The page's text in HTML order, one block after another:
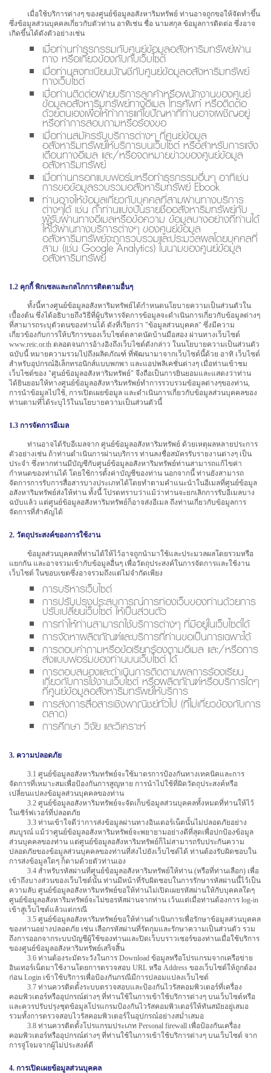
เมื่อใช้บริการต่างๆ ของศูนย์ข้อมูลอสังหาริมทรัพย์ ท่านอาจถูกขอให้จัดทำขึ้น
ซึ่งข้อมูลส่วนบุคคลเกี่ยวกับตัวท่าน อาทิเช่น ชื่อ นามสกุล ข้อมูลการติดต่อ ซึ่งอาจ
เกิดขึ้นได้ดังตัวอย่างเช่น
เมื่อท่านทำธุรกรรมกับศูนย์ข้อมูลอสังหาริมทรัพย์ผ่าน
ทาง หรือเกี่ยวข้องกับกับเว็บไซต์
เมื่อท่านลงทะเบียนบัญชีกับศูนย์ข้อมูลอสังหาริมทรัพย์
ทางเว็บไซต์
เมื่อท่านติดต่อฝ่ายบริการลูกค้าหรือพนักงานของศูนย์
ข้อมูลอสังหาริมทรัพย์ทางอีเมล โทรศัพท์ หรือติดต่อ
ด้วยตนเองเพื่อให้ทำการแก้ไขปัญหาที่ท่านอาจเผชิญอยู่
หรือทำการสอบถามหรือร้องขอ
เมื่อท่านสมัครรับบริการต่างๆ ที่ศูนย์ข้อมูล
อสังหาริมทรัพย์ให้บริการบนเว็บไซต์ หรือสำหรับการแจ้ง
เตือนทางอีเมล และ/หรือจดหมายข่าวของศูนย์ข้อมูล
อสังหาริมทรัพย์
เมื่อท่านกรอกแบบฟอร์มหรือทำธุรกรรมอื่นๆ อาทิเช่น
การขอข้อมูลรวบรวมอสังหาริมทรัพย์ Ebook
ท่านอาจให้ข้อมูลเกี่ยวกับบุคคลที่สามผ่านทางบริการ
ต่างๆได้ เช่น ถ้าท่านแบ่งปันรายชื่ออสังหาริมทรัพย์กับ
ผู้รับผ่านทางอีเมลหรือข้อความ ข้อมูลบางอย่างที่ท่านได้
ให้ไว้ผ่านทางบริการต่างๆ ของศูนย์ข้อมูล
อสังหาริมทรัพย์จะถูกรวบรวมและประมวลผลโดยบุคคลที่
สาม (เช่น Google Analytics) ในนามของศูนย์ข้อมูล
อสังหาริมทรัพย์
1.2 คุกกี้ พิกเซลและกลไกการติดตามอื่นๆ
ทั้งนี้ทางศูนย์ข้อมูลอสังหาริมทรัพย์ได้กำหนดนโยบายความเป็นส่วนตัวใน
เบื้องต้น ซึ่งได้อธิบายถึงวิธีที่ผู้บริหารจัดการข้อมูลจะดำเนินการเกี่ยวกับข้อมูลต่างๆ
ที่สามารถระบุตัวตนของท่านได้ ดังที่เรียกว่า "ข้อมูลส่วนบุคคล" ซึ่งมีความ
เกี่ยวข้องกับการให้บริการของเว็บไซต์ตลาดนัดบ้านมือสอง ผ่านทางเว็บไซต์
www.reic.or.th ตลอดจนการอ้างอิงถึงเว็บไซต์ดังกล่าว ในนโยบายความเป็นส่วนตัว
ฉบับนี้ หมายความรวมไปถึงผลิตภัณฑ์ ที่พัฒนามาจากเว็บไซต์นี้ด้วย อาทิ เว็บไซต์
สำหรับอุปกรณ์อิเล็กทรอนิกส์แบบพกพา และแอปพลิเคชั่นต่างๆ เมื่อท่านเข้าชม
เว็บไซต์ของ "ศูนย์ข้อมูลอสังหาริมทรัพย์" จึงถือเป็นการยินยอมและแสดงว่าท่าน
ได้ยินยอมให้ทางศูนย์ข้อมูลอสังหาริมทรัพย์ทำการรวบรวมข้อมูลต่างๆของท่าน,
การนำข้อมูลไปใช้, การเปิดเผยข้อมูล และดำเนินการเกี่ยวกับข้อมูลส่วนบุคคลของ
ท่านตามที่ได้ระบุไว้ในนโยบายความเป็นส่วนตัวนี้
1.3 การจัดการอีเมล
ท่านอาจได้รับอีเมลจาก ศูนย์ข้อมูลอสังหาริมทรัพย์ ด้วยเหตุผลหลายประการ
ตัวอย่างเช่น ถ้าท่านดำเนินการผ่านบริการ ท่านลงชื่อสมัครรับรายงานต่างๆ เป็น
ประจำ ซึ่งหากท่านมีบัญชีกับศูนย์ข้อมูลอสังหาริมทรัพย์ท่านสามารถแก้ไขค่า
กำหนดของท่านได้ โดยใช้การตั้งค่าบัญชีของท่าน นอกจากนี้ ท่านยังสามารถ
จัดการการรับการสื่อสารบางประเภทได้โดยทำตามคำแนะนำในอีเมลที่ศูนย์ข้อมูล
อสังหาริมทรัพย์ส่งให้ท่าน ทั้งนี้ โปรดทราบว่าแม้ว่าท่านจะยกเลิกการรับอีเมลบาง
ฉบับแล้ว แต่ศูนย์ข้อมูลอสังหาริมทรัพย์ก็อาจส่งอีเมล ถึงท่านเกี่ยวกับข้อมูลการ
จัดการที่สำคัญได้
2. วัตถุประสงค์ของการใช้งาน
ข้อมูลส่วนบุคคลที่ท่านได้ให้ไว้อาจถูกนำมาใช้และประมวลผลโดยรวมหรือ
แยกกัน และอาจรวมเข้ากับข้อมูลอื่นๆ เพื่อวัตถุประสงค์ในการจัดการและใช้งาน
เว็บไซต์ ในขอบเขตซึ่งอาจรวมถึงแต่ไม่จำกัดเพียง
การบริหารเว็บไซต์
การปรับปรุงประสบการณ์การท่องเว็บของท่านด้วยการ
ปรับเปลี่ยนเว็บไซต์ ให้เป็นส่วนตัว
การทำให้ท่านสามารถใช้บริการต่างๆ ที่มีอยู่ในเว็บไซต์ได้
การจัดหาผลิตภัณฑ์และบริการที่ท่านขอเป็นการเฉพาะได้
การตอบคำถามหรือข้อเรียกร้องตามอีเมล และ/หรือการ
ส่งแบบฟอร์มของท่านบนเว็บไซต์ ได้
การตอบสนองและดำเนินการติดตามผลการร้องเรียน
เกี่ยวกับการใช้งานเว็บไซต์ หรือผลิตภัณฑ์หรือบริการใดๆ
ที่ศูนย์ข้อมูลอสังหาริมทรัพย์ให้บริการ
การส่งการสื่อสารเชิงพาณิชย์ทั่วไป (ที่ไม่เกี่ยวข้องกับการ
ตลาด)
การศึกษา วิจัย และวิเคราะห์
3. ความปลอดภัย
3.1 ศูนย์ข้อมูลอสังหาริมทรัพย์จะใช้มาตรการป้องกันทางเทคนิคและการ
จัดการที่เหมาะสมเพื่อป้องกันการสูญหาย การนำไปใช้ที่ผิดวัตถุประสงค์หรือ
เปลี่ยนแปลงข้อมูลส่วนบุคคลของท่าน
3.2 ศูนย์ข้อมูลอสังหาริมทรัพย์จะจัดเก็บข้อมูลส่วนบุคคลทั้งหมดที่ท่านให้ไว้
ในเซิร์ฟเวอร์ที่ปลอดภัย
3.3 ท่านเข้าใจดีว่าการส่งข้อมูลผ่านทางอินเตอร์เน็ตนั้นไม่ปลอดภัยอย่าง
สมบูรณ์ แม้ว่าศูนย์ข้อมูลอสังหาริมทรัพย์จะพยายามอย่างดีที่สุดเพื่อปกป้องข้อมูล
ส่วนบุคคลของท่าน แต่ศูนย์ข้อมูลอสังหาริมทรัพย์ก็ไม่สามารถรับประกันความ
ปลอดภัยของข้อมูลส่วนบุคคลของท่านที่ส่งไปยังเว็บไซต์ได้ ท่านต้องรับผิดชอบใน
การส่งข้อมูลใดๆ ก็ตามด้วยตัวท่านเอง
3.4 สำหรับรหัสผ่านที่ศูนย์ข้อมูลอสังหาริมทรัพย์ให้ท่าน (หรือที่ท่านเลือก) เพื่อ
เข้าถึงบางส่วนของเว็บไซต์นั้น ท่านมีหน้าที่รับผิดชอบในการรักษารหัสผ่านนี้ไว้เป็น
ความลับ ศูนย์ข้อมูลอสังหาริมทรัพย์ขอให้ท่านไม่เปิดเผยรหัสผ่านให้กับบุคคลใดๆ
ศูนย์ข้อมูลอสังหาริมทรัพย์จะไม่ขอรหัสผ่านจากท่าน เว้นแต่เมื่อท่านต้องการ log-in
เข้าสู่เว็บไซต์แล้วแต่กรณี
3.5 ศูนย์ข้อมูลอสังหาริมทรัพย์ขอให้ท่านดำเนินการเพื่อรักษาข้อมูลส่วนบุคคล
ของท่านอย่างปลอดภัย เช่น เลือกรหัสผ่านที่รัดกุมและรักษาความเป็นส่วนตัว รวม
ถึงการออกจากระบบบัญชีผู้ใช้ของท่านและปิดเว็บบราวเซอร์ของท่านเมื่อใช้บริการ
ของศูนย์ข้อมูลอสังหาริมทรัพย์เสร็จสิ้น
3.6 ท่านต้องระมัดระวังในการ Download ข้อมูลหรือโปรแกรมจากเครือข่าย
อินเทอร์เน็ตมาใช้งานโดยการตรวจสอบ URL หรือ Address ของเว็บไซต์ให้ถูกต้อง
ก่อน Login เข้าใช้บริการเพื่อป้องกันกรณีมีการปลอมแปลงเว็บไซต์
3.7 ท่านควรติดตั้งระบบตรวจสอบและป้องกันไวรัสคอมพิวเตอร์ที่เครื่อง
คอมพิวเตอร์หรืออุปกรณ์ต่างๆ ที่ท่านใช้ในการเข้าใช้บริการต่างๆ บนเว็บไซต์หรือ
และควรปรับปรุงชุดข้อมูลโปรแกรมป้องกันไวรัสคอมพิวเตอร์ให้ทันสมัยอยู่เสมอ
รวมทั้งการตรวจสอบไวรัสคอมพิวเตอร์ในอุปกรณ์อย่างสม่ำเสมอ
3.8 ท่านควรติดตั้งโปรแกรมประเภท Personal firewall เพื่อป้องกันเครื่อง
คอมพิวเตอร์หรืออุปกรณ์ต่างๆ ที่ท่านใช้ในการเข้าใช้บริการต่างๆ บนเว็บไซต์ จาก
การจู่โจมจากผู้ไม่ประสงค์ดี
4. การเปิดเผยข้อมูลส่วนบุคคล